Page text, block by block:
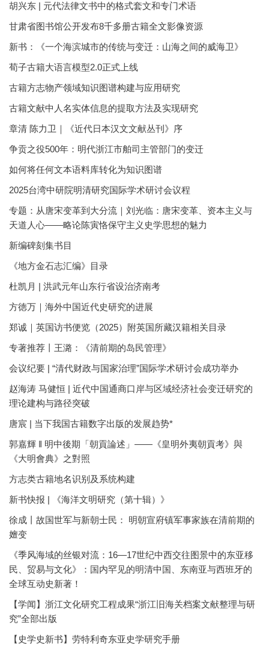
胡兴东 | 元代法律文书中的格式套文和专门术语
甘肃省图书馆公开发布8千多册古籍全文影像资源
新书：《一个海滨城市的传统与变迁：山海之间的威海卫》
荀子古籍大语言模型2.0正式上线
古籍方志物产领域知识图谱构建与应用研究
古籍文献中人名实体信息的提取方法及实现研究
章清 陈力卫｜《近代日本汉文文献丛刊》序
争贡之役500年：明代浙江市舶司主管部门的变迁
如何将任何文本语料库转化为知识图谱
2025台湾中研院明清研究国际学术研讨会议程
专题：从唐宋变革到大分流｜刘光临：唐宋变革、资本主义与
天道人心——略论陈寅恪保守主义史学思想的魅力
新编碑刻集书目
《地方金石志汇编》目录
杜凯月 | 洪武元年山东行省设治济南考
方徳万｜海外中国近代史研究的进展
郑诚｜英国访书便览（2025）附英国所藏汉籍相关目录
专著推荐丨王潞：《清前期的岛民管理》
会议纪要 | “清代财政与国家治理”国际学术研讨会成功举办
赵海涛 马健恒 | 近代中国通商口岸与区域经济社会变迁研究的
理论建构与路径突破
唐宸 | 当下我国古籍数字出版的发展趋势*
郭嘉輝 ‖ 明中後期「朝貢論述」——《皇明外夷朝貢考》與
《大明會典》之對照
方志类古籍地名识别及系统构建
新书快报 | 《海洋文明研究（第十辑）》
徐成丨故国世军与新朝士民： 明朝宣府镇军事家族在清前期的
嬗变
《季风海域的丝银对流：16—17世纪中西交往图景中的东亚移
民、贸易与文化》：国内罕见的明清中国、东南亚与西班牙的
全球互动史新著！
【学闻】浙江文化研究工程成果“浙江旧海关档案文献整理与研
究”全部出版
【史学史新书】劳特利奇东亚史学研究手册